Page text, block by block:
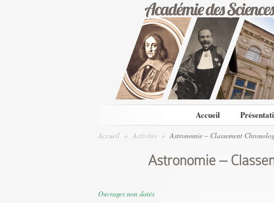
Accueil
Accueil » Activités » Astronomie – Classement
Astronomie –
Ouvrages non datés